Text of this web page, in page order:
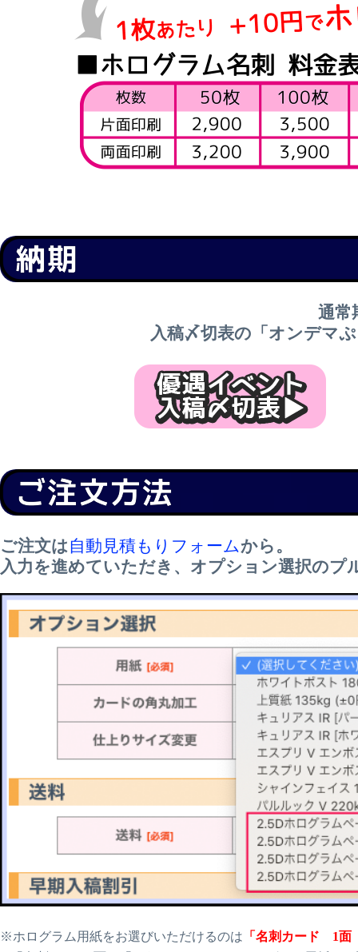
通
入稿〆切表の「オンデマ
ご注文は自動見積もりフォームから。
入力を進めていただき、オプション選択の
※ホログラム用紙をお選びいただけるのは 「名刺カード 1面